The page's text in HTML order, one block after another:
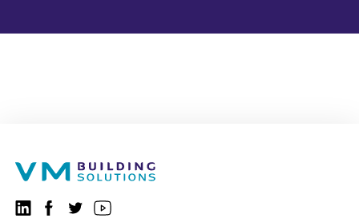
Suivez-nous sur LinkedIn
Suivez-nous sur Facebook
VMBSO.general.social.twitter.follow
Visitez notre chaîne YouTube